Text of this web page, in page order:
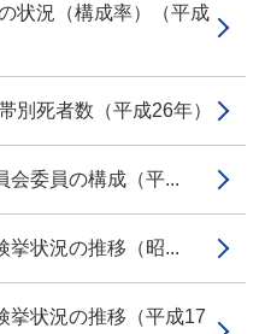
状況（構成率）（平成
死者数（平成26年）
委員の構成（平...
状況の推移（昭...
状況の推移（平成17